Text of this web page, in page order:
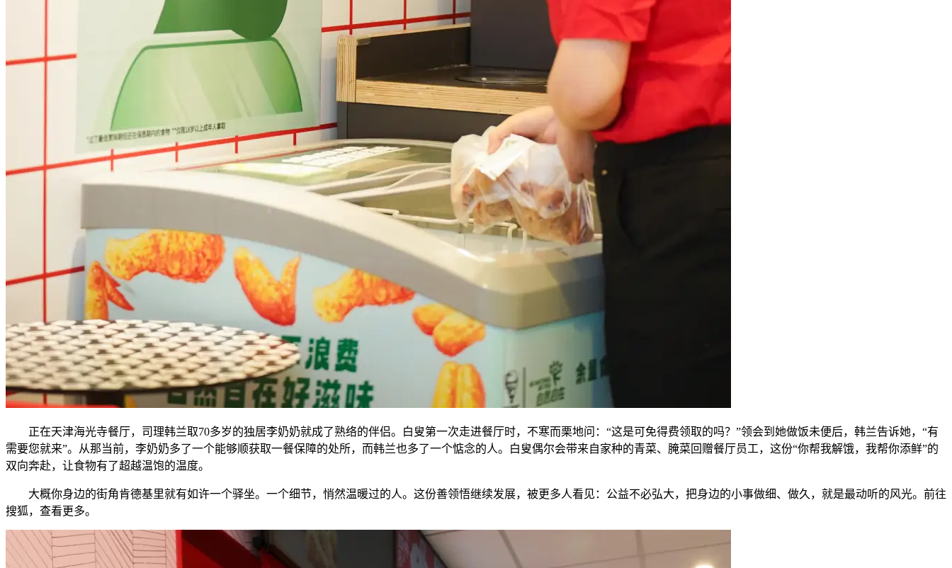
正在天津海光寺餐厅，司理韩兰取70多岁的独居李奶奶就成了熟络的伴侣。白叟第一次走进餐厅时，不寒而栗地问：“这是可免得费领取的吗？”领会到她做饭未便后，韩兰告诉她，“有
需要您就来”。从那当前，李奶奶多了一个能够顺获取一餐保障的处所，而韩兰也多了一个惦念的人。白叟偶尔会带来自家种的青菜、腌菜回赠餐厅员工，这份“你帮我解饿，我帮你添鲜”的
双向奔赴，让食物有了超越温饱的温度。
大概你身边的街角肯德基里就有如许一个驿坐。一个细节，悄然温暖过的人。这份善领悟继续发展，被更多人看见：公益不必弘大，把身边的小事做细、做久，就是最动听的风光。前往
搜狐，查看更多。